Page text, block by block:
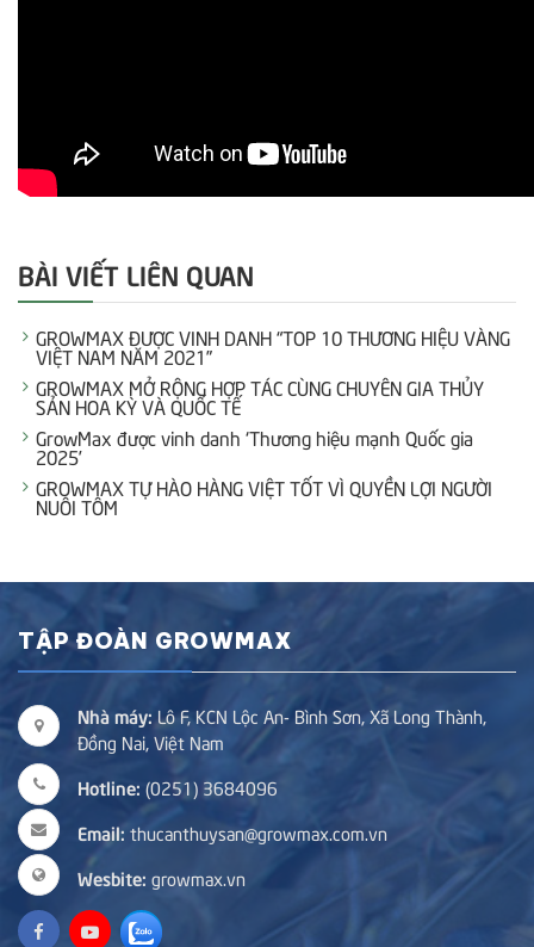
BÀI VIẾT LIÊN QUAN
GROWMAX ĐƯỢC VINH DANH “TOP 10 THƯƠNG HIỆU VÀNG
VIỆT NAM NĂM 2021”
GROWMAX MỞ RỘNG HỢP TÁC CÙNG CHUYÊN GIA THỦY
SẢN HOA KỲ VÀ QUỐC TẾ
GrowMax được vinh danh ‘Thương hiệu mạnh Quốc gia
2025’
GROWMAX TỰ HÀO HÀNG VIỆT TỐT VÌ QUYỀN LỢI NGƯỜI
NUÔI TÔM
TẬP ĐOÀN GROWMAX
Nhà máy: Lô F, KCN Lộc An- Bình Sơn, Xã Long Thành,
Đồng Nai, Việt Nam
Hotline: (0251) 3684096
Email: thucanthuysan@growmax.com.vn
Wesbite: growmax.vn